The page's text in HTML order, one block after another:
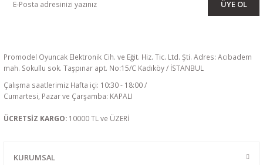
ÜYE OL
Promodel Oyuncak Elektronik Cih. ve Eğit. Hiz. Tic. Ltd. Şti. Adres: Acıbadem
mah. Sokullu sok. Taşpınar apt. No:15/C Kadıköy / İSTANBUL
Çalışma saatlerimiz Hafta içi: 10:30 - 18:00 /
Cumartesi, Pazar ve Çarşamba: KAPALI
ÜCRETSİZ KARGO: 10000 TL ve ÜZERİ
KURUMSAL